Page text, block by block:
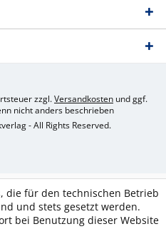
zzgl.Versandkosten und ggf.
nicht anders beschrieben
- All Rights Reserved.
die für den technischen Betrieb
und stets gesetzt werden.
bei Benutzung dieser Website